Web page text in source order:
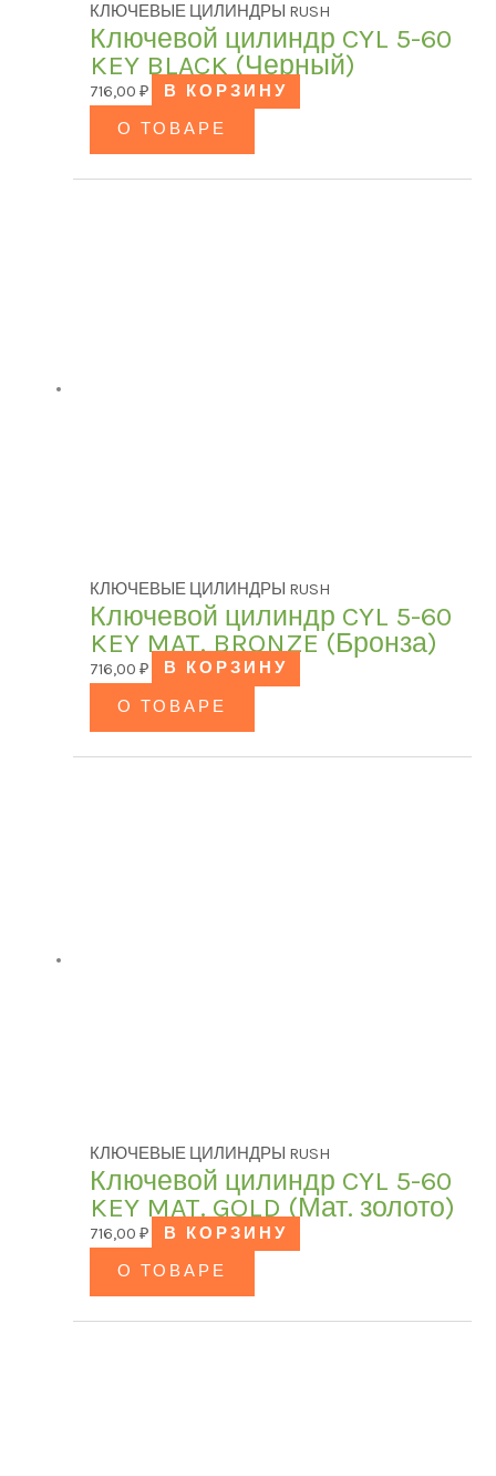
БРЕНД
КЛЮЧЕВЫЕ ЦИЛИНДРЫ RUSH
Ключевой цилиндр CYL 5-60
KEY BLACK (Черный)
716,00 ₽
В КОРЗИНУ
О ТОВАРЕ
КЛЮЧЕВЫЕ ЦИЛИНДРЫ RUSH
Ключевой цилиндр CYL 5-60
KEY MAT. BRONZE (Бронза)
716,00 ₽
В КОРЗИНУ
О ТОВАРЕ
КЛЮЧЕВЫЕ ЦИЛИНДРЫ RUSH
Ключевой цилиндр CYL 5-60
KEY MAT. GOLD (Мат. золото)
716,00 ₽
В КОРЗИНУ
О ТОВАРЕ